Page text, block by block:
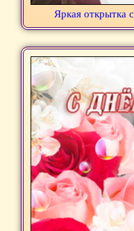
Яркая открытка